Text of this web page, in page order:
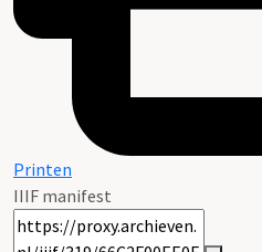
Printen
IIIF manifest